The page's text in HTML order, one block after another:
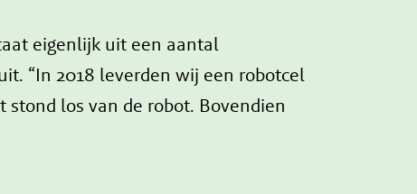
eigenlijk uit een aantal
“In 2018 leverden wij een robotcel
los van de robot. Bovendien